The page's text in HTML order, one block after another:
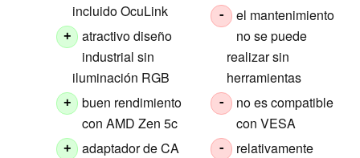
incluido OcuLink
+
atractivo diseño
industrial sin
iluminación RGB
+
buen rendimiento
con AMD Zen 5c
+
adaptador de CA
-
el mantenimiento
no se puede
realizar sin
herramientas
-
no es compatible
con VESA
-
relativamente